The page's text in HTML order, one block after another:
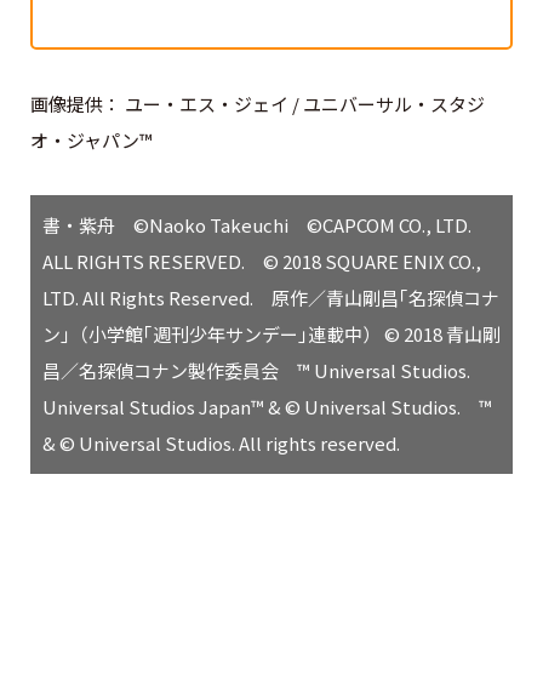
画像提供： ユー・エス・ジェイ / ユニバーサル・スタジ
オ・ジャパン™
書・紫舟 ©Naoko Takeuchi ©CAPCOM CO., LTD.
ALL RIGHTS RESERVED. © 2018 SQUARE ENIX CO.,
LTD. All Rights Reserved. 原作／青山剛昌｢名探偵コナ
ン｣（小学館｢週刊少年サンデー｣連載中） © 2018 青山剛
昌／名探偵コナン製作委員会 ™ Universal Studios.
Universal Studios Japan™ & © Universal Studios. ™
& © Universal Studios. All rights reserved.